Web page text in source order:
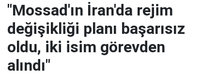
"Mossad'ın İran'da rejim
değişikliği planı başarısız
oldu, iki isim görevden
alındı"